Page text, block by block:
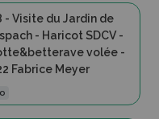
- Visite du Jardin de
- Haricot SDCV -
volée -
Fabrice Meyer